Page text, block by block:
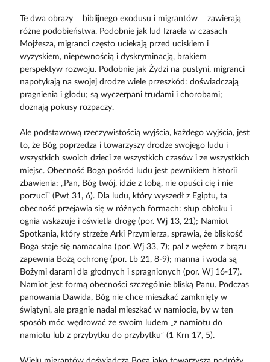
Te dwa obrazy – biblijnego exodusu i migrantów – zawierają
różne podobieństwa. Podobnie jak lud Izraela w czasach
Mojżesza, migranci często uciekają przed uciskiem i
wyzyskiem, niepewnością i dyskryminacją, brakiem
perspektyw rozwoju. Podobnie jak Żydzi na pustyni, migranci
napotykają na swojej drodze wiele przeszkód: doświadczają
pragnienia i głodu; są wyczerpani trudami i chorobami;
doznają pokusy rozpaczy.
Ale podstawową rzeczywistością wyjścia, każdego wyjścia, jest
to, że Bóg poprzedza i towarzyszy drodze swojego ludu i
wszystkich swoich dzieci ze wszystkich czasów i ze wszystkich
miejsc. Obecność Boga pośród ludu jest pewnikiem historii
zbawienia: „Pan, Bóg twój, idzie z tobą, nie opuści cię i nie
porzuci” (Pwt 31, 6). Dla ludu, który wyszedł z Egiptu, ta
obecność przejawia się w różnych formach: słup obłoku i
ognia wskazuje i oświetla drogę (por. Wj 13, 21); Namiot
Spotkania, który strzeże Arki Przymierza, sprawia, że bliskość
Boga staje się namacalna (por. Wj 33, 7); pal z wężem z brązu
zapewnia Bożą ochronę (por. Lb 21, 8-9); manna i woda są
Bożymi darami dla głodnych i spragnionych (por. Wj 16-17).
Namiot jest formą obecności szczególnie bliską Panu. Podczas
panowania Dawida, Bóg nie chce mieszkać zamknięty w
świątyni, ale pragnie nadal mieszkać w namiocie, by w ten
sposób móc wędrować ze swoim ludem „z namiotu do
namiotu lub z przybytku do przybytku” (1 Krn 17, 5).